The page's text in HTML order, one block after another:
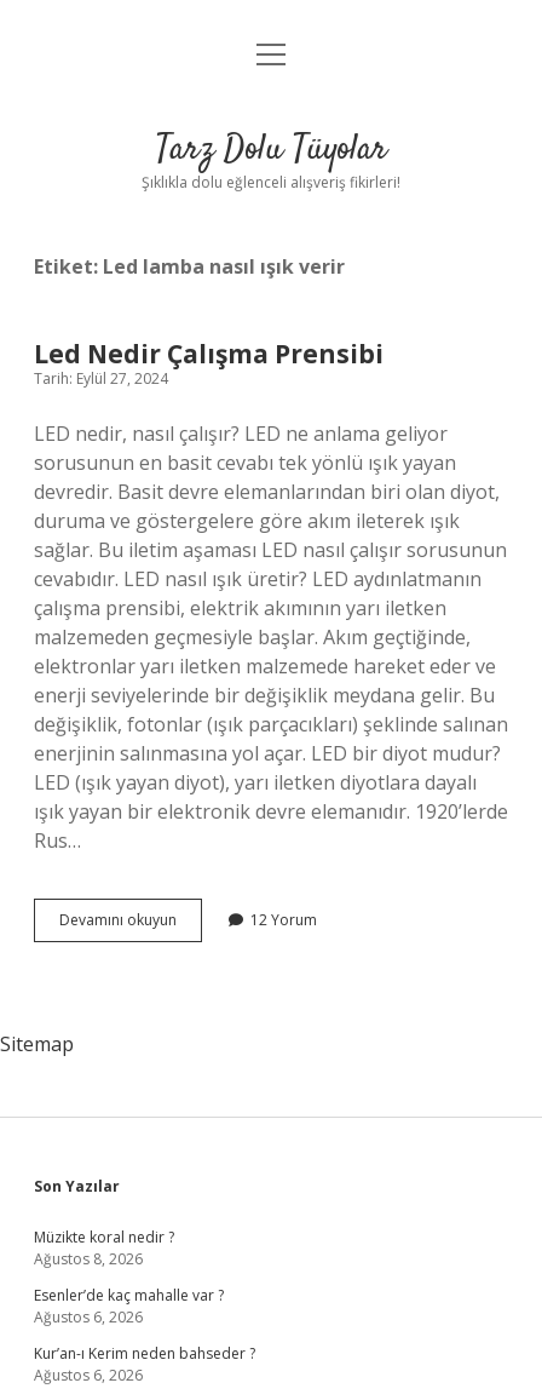
Anasayfa
Yasal Uyarı
menüyü
Tarz Dolu Tüyolar
Şıklıkla dolu eğlenceli alışveriş fikirleri!
Etiket: Led lamba nasıl ışık verir
Led Nedir Çalışma Prensibi
Tarih: Eylül 27, 2024
LED nedir, nasıl çalışır? LED ne anlama geliyor
sorusunun en basit cevabı tek yönlü ışık yayan
devredir. Basit devre elemanlarından biri olan diyot,
duruma ve göstergelere göre akım ileterek ışık
sağlar. Bu iletim aşaması LED nasıl çalışır sorusunun
cevabıdır. LED nasıl ışık üretir? LED aydınlatmanın
çalışma prensibi, elektrik akımının yarı iletken
malzemeden geçmesiyle başlar. Akım geçtiğinde,
elektronlar yarı iletken malzemede hareket eder ve
enerji seviyelerinde bir değişiklik meydana gelir. Bu
değişiklik, fotonlar (ışık parçacıkları) şeklinde salınan
enerjinin salınmasına yol açar. LED bir diyot mudur?
LED (ışık yayan diyot), yarı iletken diyotlara dayalı
ışık yayan bir elektronik devre elemanıdır. 1920’lerde
Rus…
Devamını okuyun
Nedir
12 Yorum
Sitemap
Sidebar
Son Yazılar
Müzikte koral nedir ?
Ağustos 8, 2026
Esenler’de kaç mahalle var ?
Ağustos 6, 2026
Kur’an-ı Kerim neden bahseder ?
Ağustos 6, 2026